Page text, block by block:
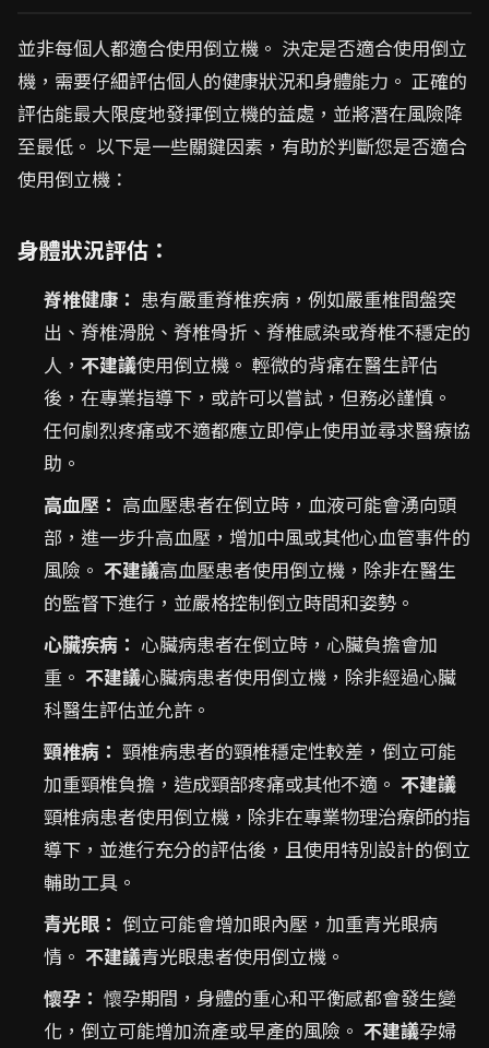
並非每個人都適合使用倒立機。 決定是否適合使用倒立
機，需要仔細評估個人的健康狀況和身體能力。 正確的
評估能最大限度地發揮倒立機的益處，並將潛在風險降
至最低。 以下是一些關鍵因素，有助於判斷您是否適合
使用倒立機：
身體狀況評估：
脊椎健康： 患有嚴重脊椎疾病，例如嚴重椎間盤突
出、脊椎滑脫、脊椎骨折、脊椎感染或脊椎不穩定的
人， 不建議使用倒立機。 輕微的背痛在醫生評估
後，在專業指導下，或許可以嘗試，但務必謹慎。
任何劇烈疼痛或不適都應立即停止使用並尋求醫療協
助。
高血壓： 高血壓患者在倒立時，血液可能會湧向頭
部，進一步升高血壓，增加中風或其他心血管事件的
風險。 不建議高血壓患者使用倒立機，除非在醫生
的監督下進行，並嚴格控制倒立時間和姿勢。
心臟疾病： 心臟病患者在倒立時，心臟負擔會加
重。 不建議心臟病患者使用倒立機，除非經過心臟
科醫生評估並允許。
頸椎病： 頸椎病患者的頸椎穩定性較差，倒立可能
加重頸椎負擔，造成頸部疼痛或其他不適。 不建議
頸椎病患者使用倒立機，除非在專業物理治療師的指
導下，並進行充分的評估後，且使用特別設計的倒立
輔助工具。
青光眼： 倒立可能會增加眼內壓，加重青光眼病
情。 不建議青光眼患者使用倒立機。
懷孕： 懷孕期間，身體的重心和平衡感都會發生變
化，倒立可能增加流產或早產的風險。 不建議孕婦